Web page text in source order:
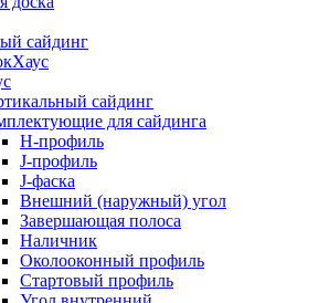
сайдинг
сайдинг
для сайдинга
H-профиль
J-профиль
J-фаска
Внешний (наружный) угол
Завершающая полоса
Наличник
Околооконный профиль
Стартовый профиль